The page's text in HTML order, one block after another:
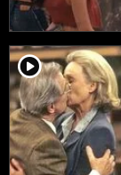
player2